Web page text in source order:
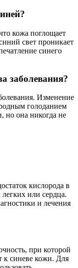
кожа поглощает
свет проникает
синего
заболевания?
Изменение
голоданием
но она никогда не
кислорода в
или сердца.
и лечения
при которой
к синеве кожи. Для